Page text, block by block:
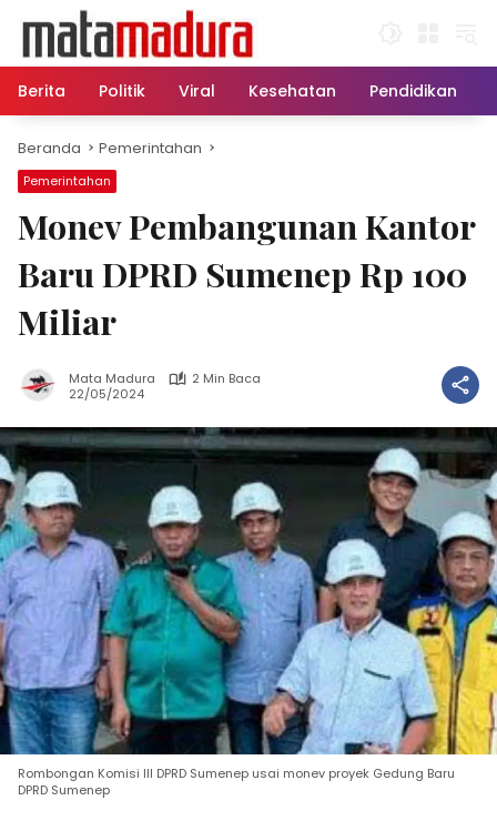
konten
Berita
Politik Viral Kesehatan Pendidikan
Beranda Pemerintahan
Pemerintahan
Monev Pembangunan Kantor
Baru DPRD Sumenep Rp 100
Miliar
Mata Madura
2 Min Baca
22/05/2024
Rombongan Komisi III DPRD Sumenep usai monev proyek Gedung Baru
DPRD Sumenep